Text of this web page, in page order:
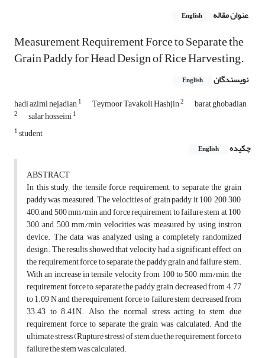
عنوان مقاله English
Measurement Requirement Force to Separate the
Grain Paddy for Head Design of Rice Harvesting.
نویسندگان English
hadi azimi nejadian1 Teymoor Tavakoli Hashjin2 barat ghobadian
2 salar hosseini1
1student
چکیده
English
ABSTRACT
In this study, the tensile force requirement, to separate the grain
paddy was measured. The velocities of grain paddy it 100, 200, 300,
400, and 500 mm/min, and force requirement to failure stem at 100,
300, and 500 mm/min velocities was measured by using instron
device. The data was analyzed using a completely randomized
design. The results showed that velocity had a significant effect on
the requirement force to separate the paddy grain and failure stem.
With an increase in tensile velocity from 100 to 500 mm/min, the
requirement force to separate the paddy grain decreased from 4.77
to 1.09 N and the requirement force to failure stem decreased from
33.43 to 8.41N. Also, the normal stress acting to stem due
requirement force to separate the grain was calculated. And the
ultimate stress (Rupture stress) of stem due the requirement force to
failure the stem was calculated.